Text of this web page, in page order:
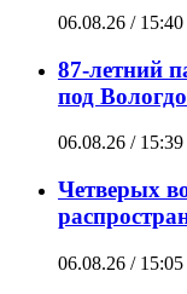
06.08.26 / 15:40
87-летний
под
06.08.26 / 15:39
Четверых
06.08.26 / 15:05